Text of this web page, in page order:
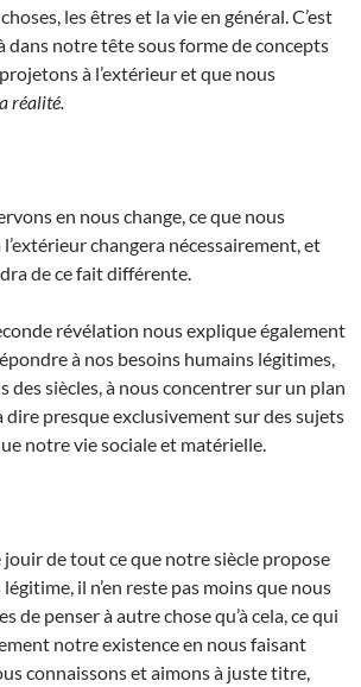
les êtres et la vie en général. C’est
dans notre tête sous forme de concepts
à l’extérieur et que nous
réalité.
en nous change, ce que nous
changera nécessairement, et
de ce fait différente.
révélation nous explique également
à nos besoins humains légitimes,
des siècles, à nous concentrer sur un plan
dire presque exclusivement sur des sujets
notre vie sociale et matérielle.
jouir de tout ce que notre siècle propose
il n’en reste pas moins que nous
de penser à autre chose qu’à cela, ce qui
notre existence en nous faisant
connaissons et aimons à juste titre,